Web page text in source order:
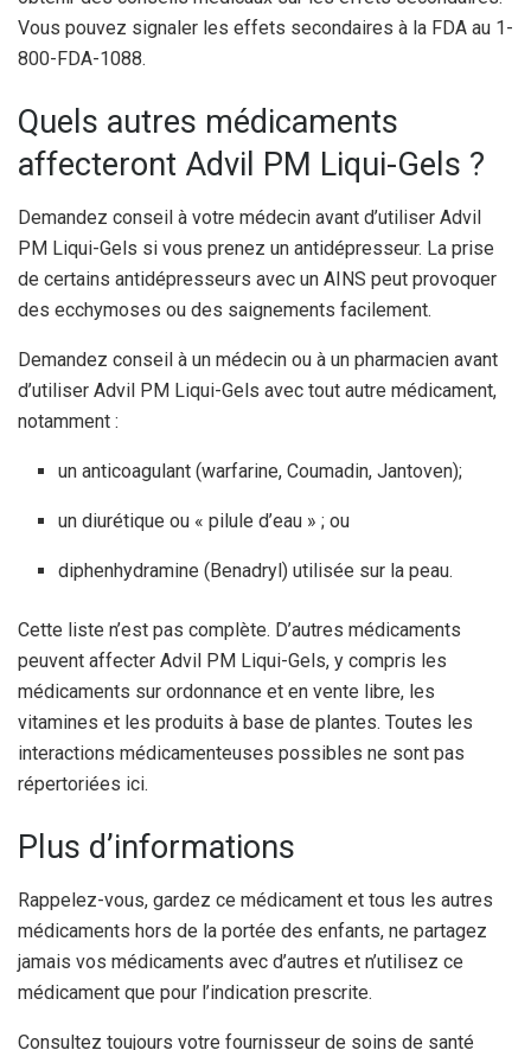
Vous pouvez signaler les effets secondaires à la FDA au 1-
800-FDA-1088.
Quels autres médicaments
affecteront Advil PM Liqui-Gels ?
Demandez conseil à votre médecin avant d’utiliser Advil
PM Liqui-Gels si vous prenez un antidépresseur. La prise
de certains antidépresseurs avec un AINS peut provoquer
des ecchymoses ou des saignements facilement.
Demandez conseil à un médecin ou à un pharmacien avant
d’utiliser Advil PM Liqui-Gels avec tout autre médicament,
notamment :
un anticoagulant (warfarine, Coumadin, Jantoven);
un diurétique ou « pilule d’eau » ; ou
diphenhydramine (Benadryl) utilisée sur la peau.
Cette liste n’est pas complète. D’autres médicaments
peuvent affecter Advil PM Liqui-Gels, y compris les
médicaments sur ordonnance et en vente libre, les
vitamines et les produits à base de plantes. Toutes les
interactions médicamenteuses possibles ne sont pas
répertoriées ici.
Plus d’informations
Rappelez-vous, gardez ce médicament et tous les autres
médicaments hors de la portée des enfants, ne partagez
jamais vos médicaments avec d’autres et n’utilisez ce
médicament que pour l’indication prescrite.
Consultez toujours votre fournisseur de soins de santé